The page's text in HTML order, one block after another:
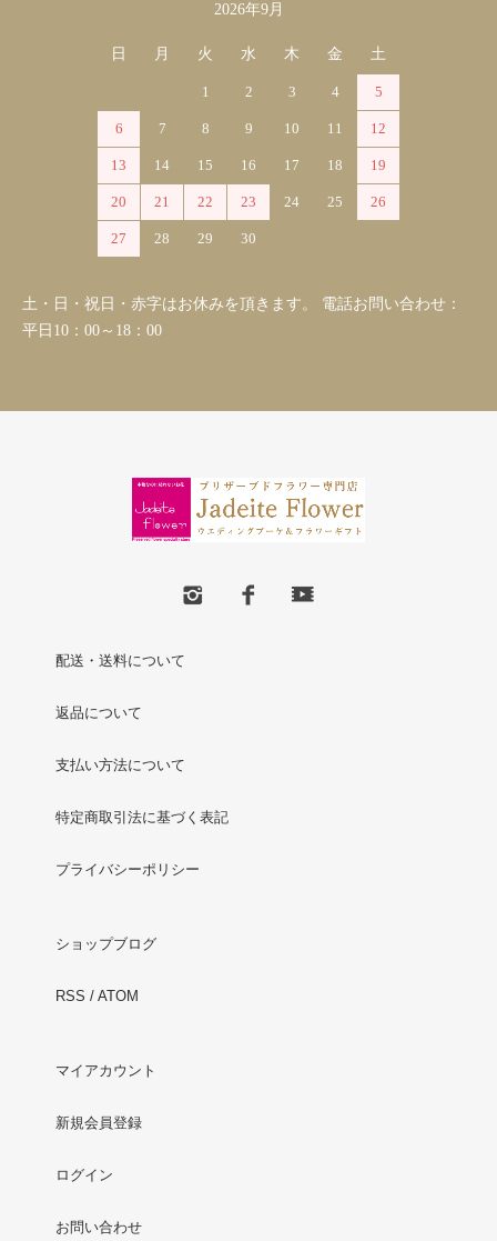
2026年9月
日 月 火 水 木 金 土
1 2 3 4 5
6 7 8 9 10 11 12
13 14 15 16 17 18 19
20 21 22 23 24 25 26
27 28 29 30
土・日・祝日・赤字はお休みを頂きます。 電話お問い合わせ：
平日10：00～18：00
配送・送料について
返品について
支払い方法について
特定商取引法に基づく表記
プライバシーポリシー
ショップブログ
RSS / ATOM
マイアカウント
新規会員登録
ログイン
お問い合わせ